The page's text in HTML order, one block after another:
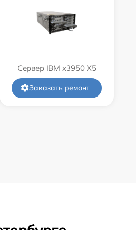
Сервер IBM x3950 X5
Заказать ремонт